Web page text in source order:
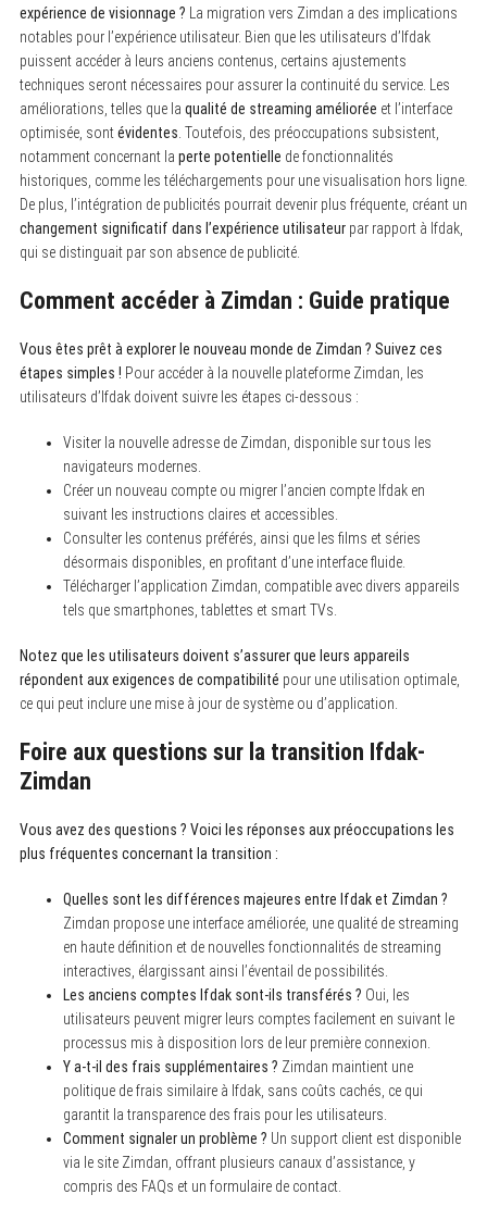
expérience de visionnage ? La migration vers Zimdan a des implications
notables pour l’expérience utilisateur. Bien que les utilisateurs d’Ifdak
puissent accéder à leurs anciens contenus, certains ajustements
techniques seront nécessaires pour assurer la continuité du service. Les
améliorations, telles que la qualité de streaming améliorée et l’interface
optimisée, sontévidentes . Toutefois, des préoccupations subsistent,
notamment concernant la perte potentielle de fonctionnalités
historiques, comme les téléchargements pour une visualisation hors ligne.
De plus, l’intégration de publicités pourrait devenir plus fréquente, créant un
changement significatif dans l’expérience utilisateurpar rapport à Ifdak,
qui se distinguait par son absence de publicité.
Comment accéder à Zimdan : Guide pratique
Vous êtes prêt à explorer le nouveau monde de Zimdan ? Suivez ces
étapes simples ! Pour accéder à la nouvelle plateforme Zimdan, les
utilisateurs d’Ifdak doivent suivre les étapes ci-dessous :
Visiter la nouvelle adresse de Zimdan, disponible sur tous les
navigateurs modernes.
Créer un nouveau compte ou migrer l’ancien compte Ifdak en
suivant les instructions claires et accessibles.
Consulter les contenus préférés, ainsi que les films et séries
désormais disponibles, en profitant d’une interface fluide.
Télécharger l’application Zimdan, compatible avec divers appareils
tels que smartphones, tablettes et smart TVs.
Notez que les utilisateurs doivent s’assurer que leurs appareils
répondent aux exigences de compatibilité pour une utilisation optimale,
ce qui peut inclure une mise à jour de système ou d’application.
Foire aux questions sur la transition Ifdak-
Zimdan
Vous avez des questions ? Voici les réponses aux préoccupations les
plus fréquentes concernant la transition :
Quelles sont les différences majeures entre Ifdak et Zimdan ?
Zimdan propose une interface améliorée, une qualité de streaming
en haute définition et de nouvelles fonctionnalités de streaming
interactives, élargissant ainsi l’éventail de possibilités.
Les anciens comptes Ifdak sont-ils transférés ? Oui, les
utilisateurs peuvent migrer leurs comptes facilement en suivant le
processus mis à disposition lors de leur première connexion.
Y a-t-il des frais supplémentaires ? Zimdan maintient une
politique de frais similaire à Ifdak, sans coûts cachés, ce qui
garantit la transparence des frais pour les utilisateurs.
Comment signaler un problème ? Un support client est disponible
via le site Zimdan, offrant plusieurs canaux d’assistance, y
compris des FAQs et un formulaire de contact.
S
e
a
c
h
f
: